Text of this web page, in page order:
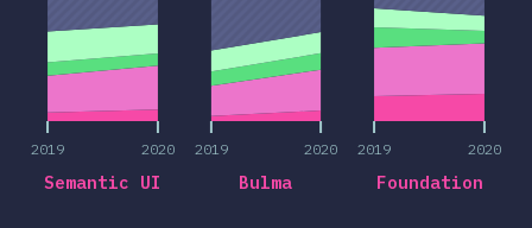
2019 2020
Semantic UI
2019 2020
Bulma
2019 2020
Foundation